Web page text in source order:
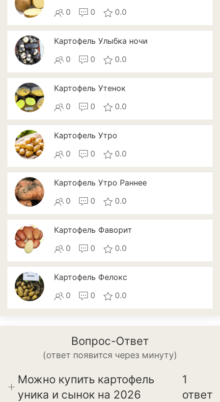
Перец
Подсолнечник
Редис
Редька
Репа
Салат
Свекла
Сельдерей
Томат
Тыква
Цветная капуста
Чеснок
Шпинат
Плодовые деревья и
кустарники
Абрикосы
Актинидия
Алыча
Апельсины
0 0 0.0
Картофель Улыбка ночи
0 0 0.0
Картофель Утенок
0 0 0.0
Картофель Утро
0 0 0.0
Картофель Утро Раннее
0 0 0.0
Картофель Фаворит
0 0 0.0
Картофель Фелокс
0 0 0.0
Вопрос-Ответ
(ответ появится через минуту)
Можно купить картофель
уника и сынок на 2026
1
ответ